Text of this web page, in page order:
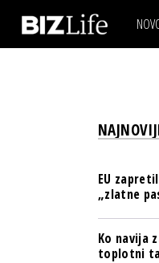
EU
„zlatne
Ko navija
toplotni